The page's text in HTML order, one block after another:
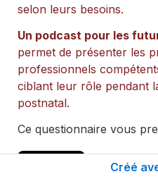
selon leurs besoins.
Un podcast pour les
permet de présenter les
professionnels
ciblant leur rôle pendant
postnatal.
Ce questionnaire vous
Créé